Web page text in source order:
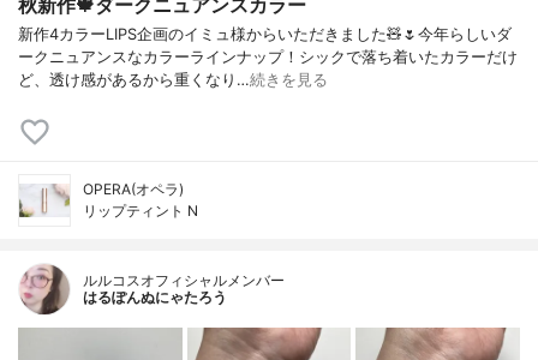
秋新作🍁ダークニュアンスカラー
新作4カラーLIPS企画のイミュ様からいただきました🧸🌷今年らしいダ
ークニュアンスなカラーラインナップ！シックで落ち着いたカラーだけ
ど、透け感があるから重くなり…続きを見る
OPERA(オペラ)
リップティント N
ルルコスオフィシャルメンバー
はるぽんぬにゃたろう